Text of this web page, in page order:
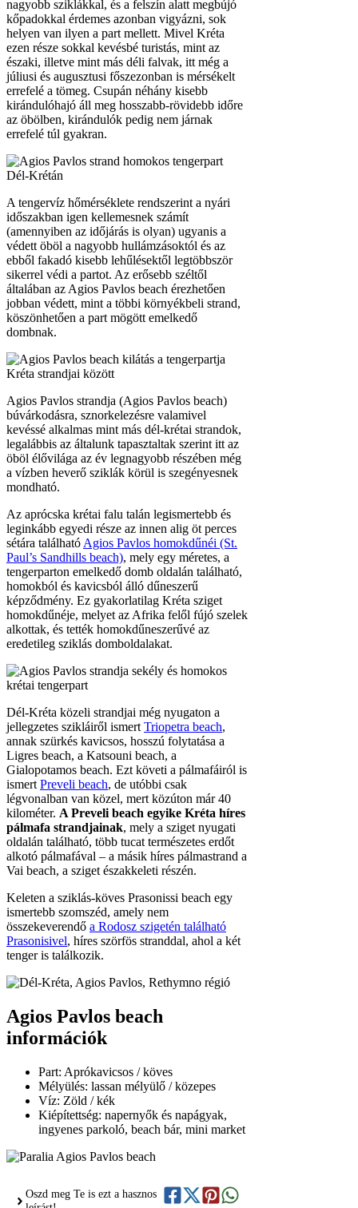
ebből fakadó kisebb lehűlésektől legtöbbször
sikerrel védi a partot. Az erősebb széltől
általában az Agios Pavlos beach érezhetően
jobban védett, mint a többi környékbeli strand,
köszönhetően a part mögött emelkedő
dombnak.
Agios Pavlos strandja (Agios Pavlos beach)
búvárkodásra, sznorkelezésre valamivel
kevéssé alkalmas mint más dél-krétai strandok,
legalábbis az általunk tapasztaltak szerint itt az
öböl élővilága az év legnagyobb részében még
a vízben heverő sziklák körül is szegényesnek
mondható.
Az aprócska krétai falu talán legismertebb és
leginkább egyedi része az innen alig öt perces
sétára találhatóAgios Pavlos homokdűnéi (St.
Paul’s Sandhills beach), mely egy méretes, a
tengerparton emelkedő domb oldalán található,
homokból és kavicsból álló dűneszerű
képződmény. Ez gyakorlatilag Kréta sziget
homokdűnéje, melyet az Afrika felől fújó szelek
alkottak, és tették homokdűneszerűvé az
eredetileg sziklás domboldalakat.
Dél-Kréta közeli strandjai még nyugaton a
jellegzetes szikláiről ismertTriopetra beach,
annak szürkés kavicsos, hosszú folytatása a
Ligres beach, a Katsouni beach, a
Gialopotamos beach. Ezt követi a pálmafáiról is
ismertPreveli beach, de utóbbi csak
légvonalban van közel, mert közúton már 40
kilométer.A Preveli beach egyike Kréta híres
pálmafa strandjainak , mely a sziget nyugati
oldalán található, több tucat természetes erdőt
alkotó pálmafával – a másik híres pálmastrand a
Vai beach, a sziget északkeleti részén.
Keleten a sziklás-köves Prasonissi beach egy
ismertebb szomszéd, amely nem
összekeverendőa Rodosz szigetén található
Prasonisivel, híres szörfös stranddal, ahol a két
tenger is találkozik.
Agios Pavlos beach
információk
Part: Aprókavicsos / köves
Mélyülés: lassan mélyülő / közepes
Víz: Zöld / kék
Kiépítettség: napernyők és napágyak,
ingyenes parkoló, beach bár, mini market
Oszd meg Te is ezt a hasznos
leírást!
Újdonságok
Kokkinos
Pyrgos
Pyrgos
(görögül